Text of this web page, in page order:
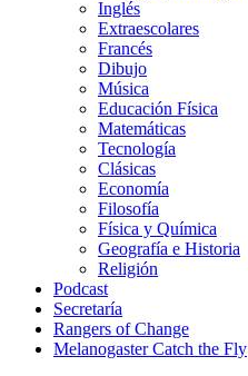
Inglés
Extraescolares
Francés
Dibujo
Música
Educación Física
Matemáticas
Tecnología
Clásicas
Economía
Filosofía
Física y Química
Geografía e Historia
Religión
Podcast
Secretaría
Rangers of Change
Melanogaster Catch the Fly